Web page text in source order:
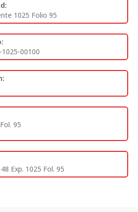
1025 Folio 95
1025-00100
95
Exp. 1025 Fol. 95